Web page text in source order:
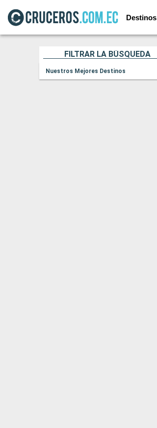
Destinos
FILTRAR LA BÚSQUEDA
Nuestros Mejores Destinos